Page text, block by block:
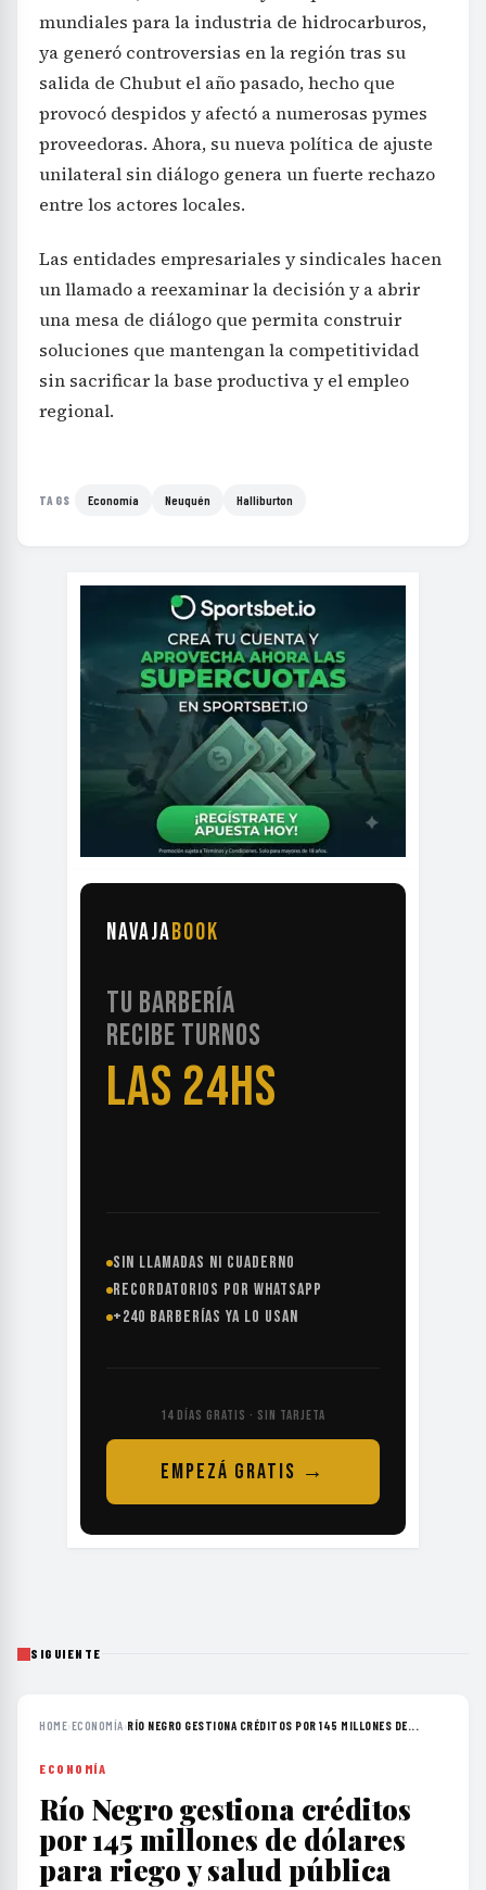
mundiales para la industria de hidrocarburos,
ya generó controversias en la región tras su
salida de Chubut el año pasado, hecho que
provocó despidos y afectó a numerosas pymes
proveedoras. Ahora, su nueva política de ajuste
unilateral sin diálogo genera un fuerte rechazo
entre los actores locales.
Las entidades empresariales y sindicales hacen
un llamado a reexaminar la decisión y a abrir
una mesa de diálogo que permita construir
soluciones que mantengan la competitividad
sin sacrificar la base productiva y el empleo
regional.
TAGS Economía Neuquén Halliburton
NAVAJABOOK
TU BARBERÍA
RECIBE TURNOS
LAS 24HS
SIN LLAMADAS NI CUADERNO
RECORDATORIOS POR WHATSAPP
+240 BARBERÍAS YA LO USAN
14 DÍAS GRATIS · SIN TARJETA
EMPEZÁ GRATIS →
SIGUIENTE
HOME›ECONOMÍA›RÍO NEGRO GESTIONA CRÉDITOS POR 145 MILLONES DE...
ECONOMÍA
Río Negro gestiona créditos
por 145 millones de dólares
para riego y salud pública